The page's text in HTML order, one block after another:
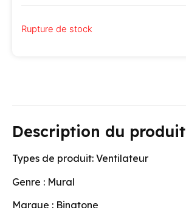
Rupture de stock
Description du produit
Types de produit: Ventilateur
Genre : Mural
Marque : Binatone